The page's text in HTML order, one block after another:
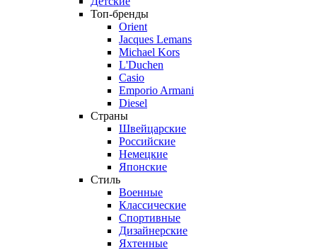
Топ-бренды
Orient
Jacques Lemans
Michael Kors
L'Duchen
Casio
Emporio Armani
Diesel
Страны
Швейцарские
Российские
Немецкие
Японские
Стиль
Военные
Классические
Спортивные
Дизайнерские
Яхтенные